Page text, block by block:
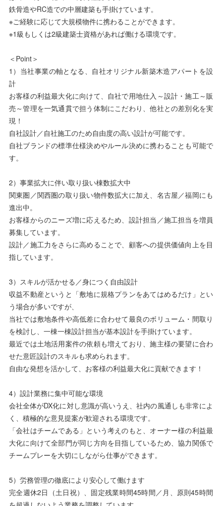
鉄骨造やRC造での中層建築も手掛けています。
※ご経験に応じて大規模物件に携わることができます。
※1級もしくは2級建築士資格があれば働ける環境です。
＜Point＞
1）当社事業の軸となる、自社オリジナル新築木造アパートを設
計
お客様の利益最大化に向けて、自社で用地仕入～設計・施工～販
売～管理を一気通貫で担う体制にこだわり、他社との差別化を実
現！
自社設計／自社施工のため自由度の高い設計が可能です。
自社ブランドの標準仕様決めやルール決めに携わることも可能で
す。
2）事業拡大に伴い取り扱い棟数拡大中
関東圏／関西圏の取り扱い物件数拡大に加え、名古屋／福岡にも
進出中。
お客様からのニーズ増に応えるため、設計担当／施工担当を増員
募集しています。
設計／施工力をさらに高めることで、顧客への提供価値向上を目
指しています。
3）スキルが活かせる／身につく自由設計
収益不動産というと「敷地に規格プランをあてはめるだけ」とい
う場合が多いですが、
当社では敷地条件や高低差に合わせて最良のボリューム・間取り
を検討し、一棟一棟設計担当が基本設計を手掛けています。
最近では土地活用案件の依頼も増えており、施主様の要望に合わ
せた意匠設計のスキルも求められます。
自由な発想を活かして、お客様の利益最大化に貢献できます！
4）設計業務に集中可能な環境
会社全体がDX化に対し意識が高いうえ、社内の風通しも非常によ
く、積極的な意見提案が歓迎される環境です。
「会社はチームである」という考えのもと、オーナー様の利益最
大化に向けて全部門が同じ方向を目指しているため、協力関係で
チームプレーを大切にしながら仕事ができます。
5）労務管理の徹底により安心して働けます
完全週休2日（土日祝）、固定残業時間45時間／月、原則45時間